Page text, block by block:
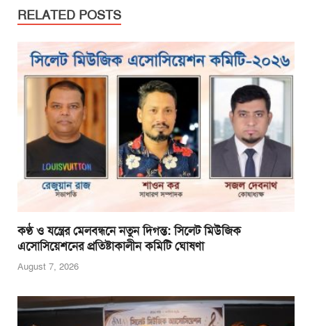
e
b
o
o
k
er
A
p
p
n
g
er
RELATED POSTS
কণ্ঠ ও যন্ত্রের মেলবন্ধনে নতুন দিগন্ত: সিলেট মিউজিক
এসোসিয়েশনের প্রতিষ্টাকালীন কমিটি ঘোষণা
August 7, 2026